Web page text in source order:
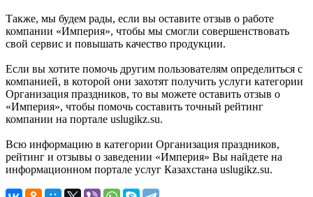
Также, мы будем рады, если вы оставите отзыв о работе
компании «Империя», чтобы мы смогли совершенствовать
свой сервис и повышать качество продукции.
Если вы хотите помочь другим пользователям определиться с
компанией, в которой они захотят получить услуги категории
Организация праздников, то вы можете оставить отзыв о
«Империя», чтобы помочь составить точный рейтинг
компании на портале uslugikz.su.
Всю информацию в категории Организация праздников,
рейтинг и отзывы о заведении «Империя» Вы найдете на
информационном портале услуг Казахстана uslugikz.su.